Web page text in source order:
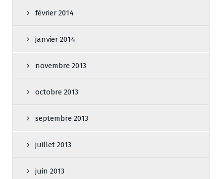
février 2014
janvier 2014
novembre 2013
octobre 2013
septembre 2013
juillet 2013
juin 2013